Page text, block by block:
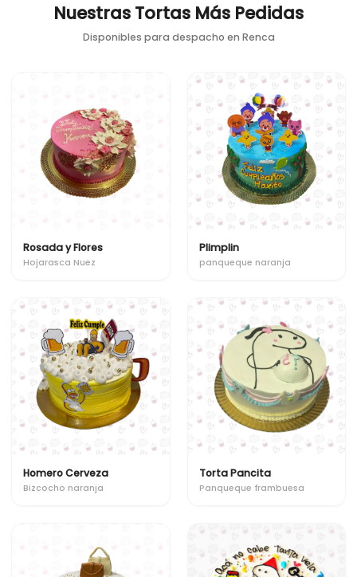
Nuestras Tortas Más Pedidas
Disponibles para despacho en Renca
Rosada y Flores
Hojarasca Nuez
Plimplin
panqueque naranja
Homero Cerveza
Bizcocho naranja
Torta Pancita
Panqueque frambuesa